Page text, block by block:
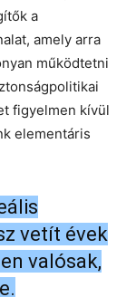
a
amely arra
működtetni
figyelmen kívül
elementáris
vetít évek
valósak,